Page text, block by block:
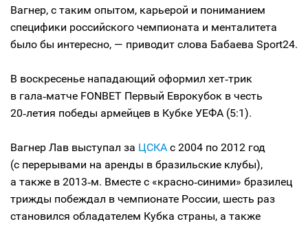
Вагнер, с таким опытом, карьерой и пониманием
специфики российского чемпионата и менталитета
было бы интересно, — приводит слова Бабаева Sport24.
В воскресенье нападающий оформил хет‑трик
в гала‑матче FONBET Первый Еврокубок в честь
20‑летия победы армейцев в Кубке УЕФА (5:1).
Вагнер Лав выступал за ЦСКА с 2004 по 2012 год
(с перерывами на аренды в бразильские клубы),
а также в 2013‑м. Вместе с «красно‑синими» бразилец
трижды побеждал в чемпионате России, шесть раз
становился обладателем Кубка страны, а также